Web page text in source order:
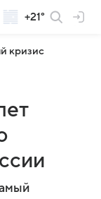
+21°
кризис